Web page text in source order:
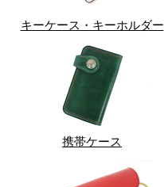
キーケース・キーホルダー
携帯ケース